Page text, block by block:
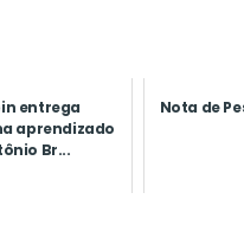
entrega
aprendizado
Br...
Nota de